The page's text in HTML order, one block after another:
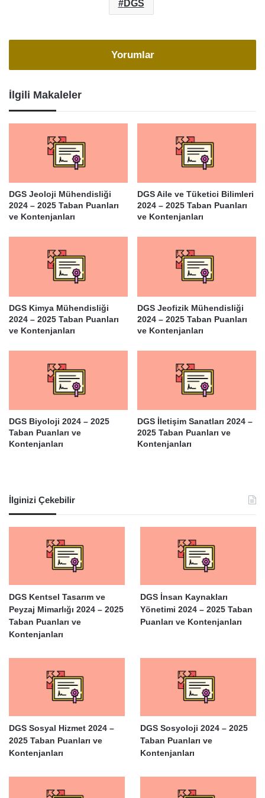
DGS
Yorumlar
İlgili Makaleler
DGS Jeoloji Mühendisliği
2024 – 2025 Taban Puanları
ve Kontenjanları
DGS Aile ve Tüketici Bilimleri
2024 – 2025 Taban Puanları
ve Kontenjanları
DGS Kimya Mühendisliği
2024 – 2025 Taban Puanları
ve Kontenjanları
DGS Jeofizik Mühendisliği
2024 – 2025 Taban Puanları
ve Kontenjanları
DGS Biyoloji 2024 – 2025
Taban Puanları ve
Kontenjanları
DGS İletişim Sanatları 2024 –
2025 Taban Puanları ve
Kontenjanları
İlginizi Çekebilir
DGS Kentsel Tasarım ve
Peyzaj Mimarlığı 2024 – 2025
Taban Puanları ve
Kontenjanları
DGS İnsan Kaynakları
Yönetimi 2024 – 2025 Taban
Puanları ve Kontenjanları
DGS Sosyal Hizmet 2024 –
2025 Taban Puanları ve
Kontenjanları
DGS Sosyoloji 2024 – 2025
Taban Puanları ve
Kontenjanları